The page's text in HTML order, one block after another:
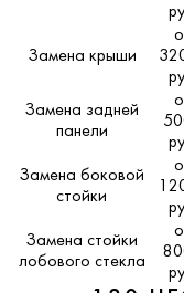
Замена крыши
Замена задней
панели
Замена боковой
стойки
Замена стойки
лобового стекла